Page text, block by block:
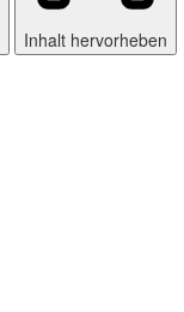
Inhalt hervorheben